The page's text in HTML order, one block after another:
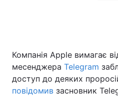
Компанія Apple вимагає
месенджера Telegram
доступ до деяких
повідомив засновник